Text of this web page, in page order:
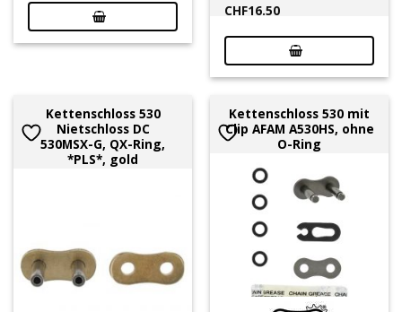
CHF16.50
Kettenschloss 530
Nietschloss DC
530MSX-G, QX-Ring,
*PLS*, gold
Kettenschloss 530 mit
Clip AFAM A530HS, ohne
O-Ring